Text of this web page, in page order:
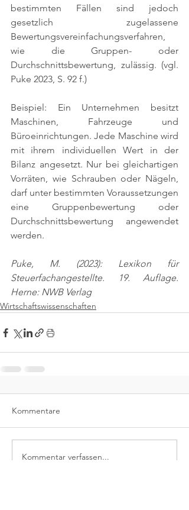
bestimmten Fällen sind jedoch
gesetzlich zugelassene
Bewertungsvereinfachungsverfahren,
wie die Gruppen- oder
Durchschnittsbewertung, zulässig. (vgl.
Puke 2023, S. 92 f.)
Beispiel: Ein Unternehmen besitzt
Maschinen, Fahrzeuge und
Büroeinrichtungen. Jede Maschine wird
mit ihrem individuellen Wert in der
Bilanz angesetzt. Nur bei gleichartigen
Vorräten, wie Schrauben oder Nägeln,
darf unter bestimmten Voraussetzungen
eine Gruppenbewertung oder
Durchschnittsbewertung angewendet
werden.
Puke, M. (2023): Lexikon für
Steuerfachangestellte. 19. Auflage.
Herne: NWB Verlag
Wirtschaftswissenschaften
Kommentare
Kommentar verfassen...